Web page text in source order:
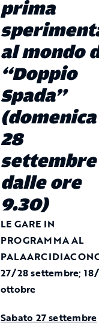
prima
al mondo
“Doppio
Spada”
(domenica
28
settembre
dalle ore
9.30)
LE GARE IN
PROGRAMMA AL
27/28 settembre;
ottobre
Sabato 27 settembre